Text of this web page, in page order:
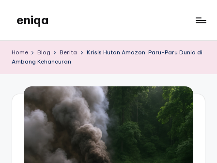
content
eniqa
Home Blog Berita
Krisis Hutan Amazon: Paru-Paru Dunia di
Ambang Kehancuran